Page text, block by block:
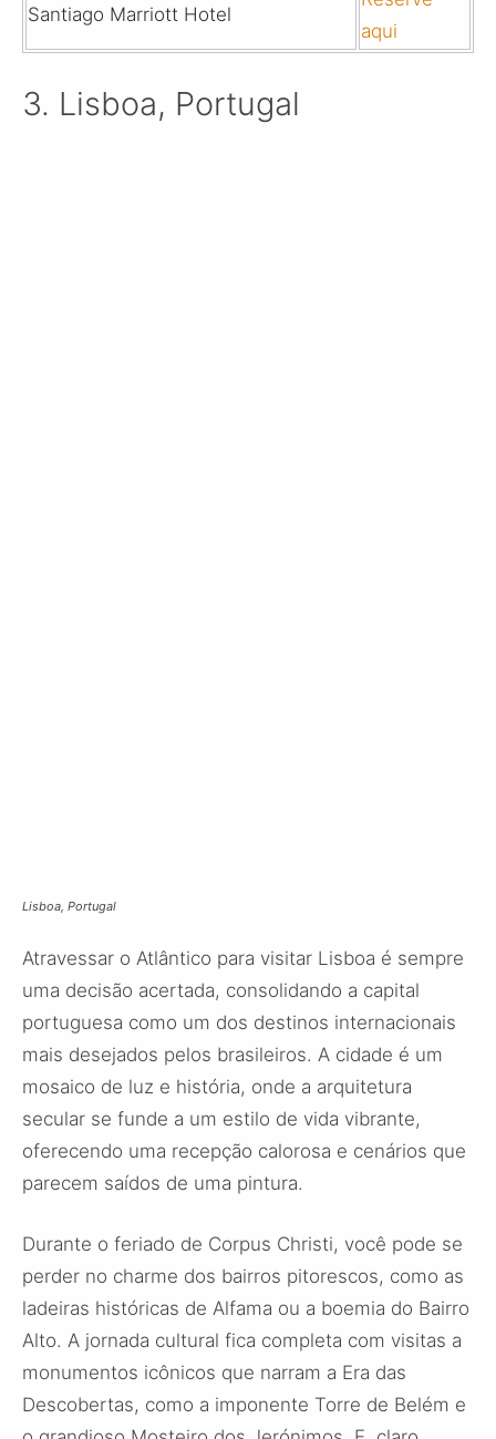
Santiago Marriott Hotel
aqui
3. Lisboa, Portugal
Lisboa, Portugal
Atravessar o Atlântico para visitar Lisboa é sempre
uma decisão acertada, consolidando a capital
portuguesa como um dos destinos internacionais
mais desejados pelos brasileiros. A cidade é um
mosaico de luz e história, onde a arquitetura
secular se funde a um estilo de vida vibrante,
oferecendo uma recepção calorosa e cenários que
parecem saídos de uma pintura.
Durante o feriado de Corpus Christi, você pode se
perder no charme dos bairros pitorescos, como as
ladeiras históricas de Alfama ou a boemia do Bairro
Alto. A jornada cultural fica completa com visitas a
monumentos icônicos que narram a Era das
Descobertas, como a imponente Torre de Belém e